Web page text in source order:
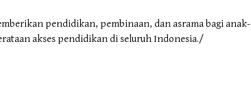
pendidikan, pembinaan, dan asrama bagi anak-
akses pendidikan di seluruh Indonesia./